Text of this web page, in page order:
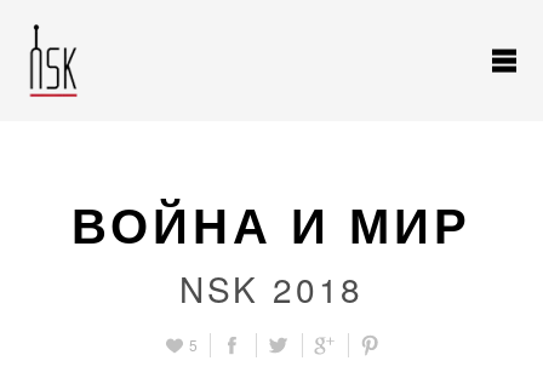
ВОЙНА И МИР
NSK 2018
5